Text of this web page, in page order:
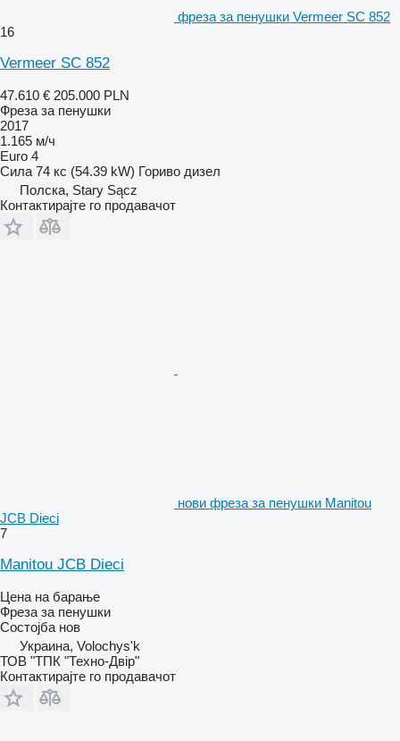
фреза за пенушки Vermeer SC 852
16
Vermeer SC 852
47.610 € 205.000 PLN
Фреза за пенушки
2017
1.165 м/ч
Euro 4
Сила 74 кс (54.39 kW) Гориво дизел
Полска, Stary Sącz
Контактирајте го продавачот
нови фреза за пенушки Manitou
JCB Dieci
7
Manitou JCB Dieci
Цена на барање
Фреза за пенушки
Состојба нов
Украина, Volochys'k
ТОВ "ТПК "Техно-Двір"
Контактирајте го продавачот